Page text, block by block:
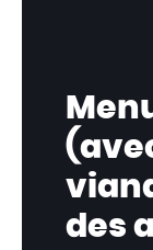
des